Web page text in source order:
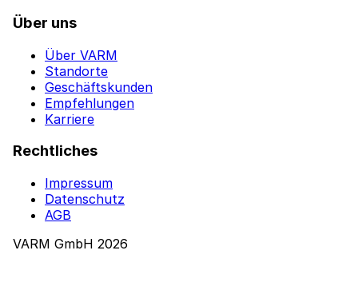
Über uns
Über VARM
Standorte
Geschäftskunden
Empfehlungen
Karriere
Rechtliches
Impressum
Datenschutz
AGB
VARM GmbH 2026